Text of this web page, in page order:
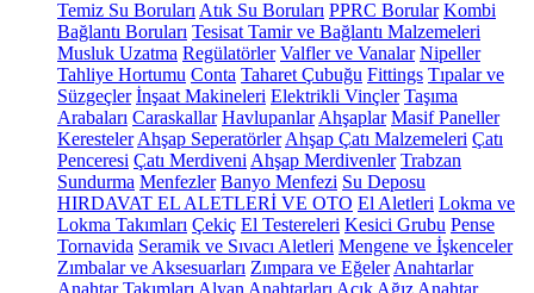
Temiz Su Boruları Atık Su Boruları PPRC Borular Kombi
Bağlantı Boruları Tesisat Tamir ve Bağlantı Malzemeleri
Musluk Uzatma Regülatörler Valfler ve Vanalar Nipeller
Tahliye Hortumu Conta Taharet Çubuğu Fittings Tıpalar ve
Süzgeçler İnşaat Makineleri Elektrikli Vinçler Taşıma
Arabaları Caraskallar Havlupanlar Ahşaplar Masif Paneller
Keresteler Ahşap Seperatörler Ahşap Çatı Malzemeleri Çatı
Penceresi Çatı Merdiveni Ahşap Merdivenler Trabzan
Sundurma Menfezler Banyo Menfezi Su Deposu
HIRDAVAT EL ALETLERİ VE OTO El Aletleri Lokma ve
Lokma Takımları Çekiç El Testereleri Kesici Grubu Pense
Tornavida Seramik ve Sıvacı Aletleri Mengene ve İşkenceler
Zımbalar ve Aksesuarları Zımpara ve Eğeler Anahtarlar
Anahtar Takımları Alyan Anahtarları Açık Ağız Anahtar